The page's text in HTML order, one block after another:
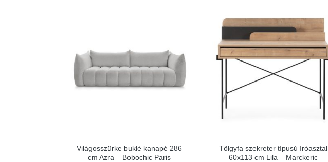
Világosszürke buklé kanapé 286
cm Azra – Bobochic Paris
Tölgyfa szekreter típusú íróasztal
60x113 cm Lila – Marckeric